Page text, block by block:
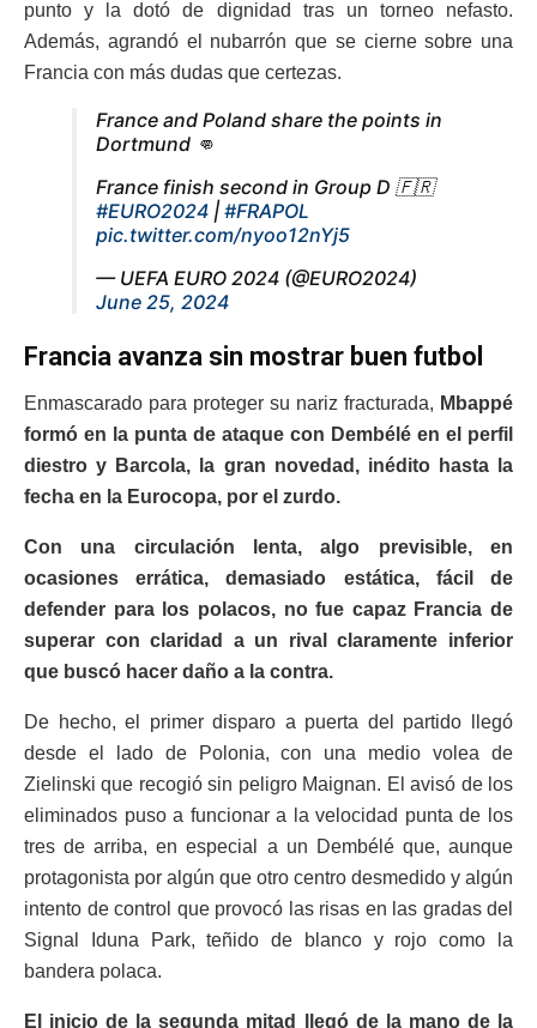
punto y la dotó de dignidad tras un torneo nefasto.
Además, agrandó el nubarrón que se cierne sobre una
Francia con más dudas que certezas.
France and Poland share the points in
Dortmund 👊
France finish second in Group D 🇫🇷
#EURO2024 | #FRAPOL
pic.twitter.com/nyoo12nYj5
— UEFA EURO 2024 (@EURO2024)
June 25, 2024
Francia avanza sin mostrar buen futbol
Enmascarado para proteger su nariz fracturada, Mbappé
formó en la punta de ataque con Dembélé en el perfil
diestro y Barcola, la gran novedad, inédito hasta la
fecha en la Eurocopa, por el zurdo.
Con una circulación lenta, algo previsible, en
ocasiones errática, demasiado estática, fácil de
defender para los polacos, no fue capaz Francia de
superar con claridad a un rival claramente inferior
que buscó hacer daño a la contra.
De hecho, el primer disparo a puerta del partido llegó
desde el lado de Polonia, con una medio volea de
Zielinski que recogió sin peligro Maignan. El avisó de los
eliminados puso a funcionar a la velocidad punta de los
tres de arriba, en especial a un Dembélé que, aunque
protagonista por algún que otro centro desmedido y algún
intento de control que provocó las risas en las gradas del
Signal Iduna Park, teñido de blanco y rojo como la
bandera polaca.
El inicio de la segunda mitad llegó de la mano de la